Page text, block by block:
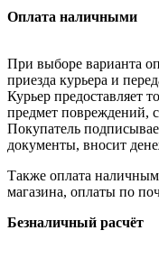
Оплата наличными
При выборе варианта
приезда курьера и
Курьер предоставляет
предмет повреждений,
Покупатель
документы, вносит
Также оплата
магазина, оплаты по
Безналичный расчёт